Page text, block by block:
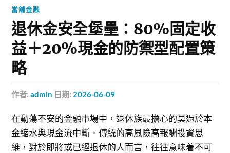
當舖金融
退休金安全堡壘：80%固定收
益＋20%現金的防禦型配置策
略
作者:admin 日期: 2026-06-09
在動蕩不安的金融市場中，退休族最擔心的莫過於本
金縮水與現金流中斷。傳統的高風險高報酬投資思
維，對於即將或已經退休的人而言，往往意味着不可